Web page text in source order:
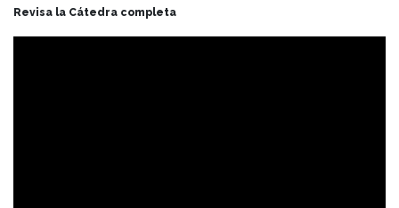
Revisa la Cátedra completa